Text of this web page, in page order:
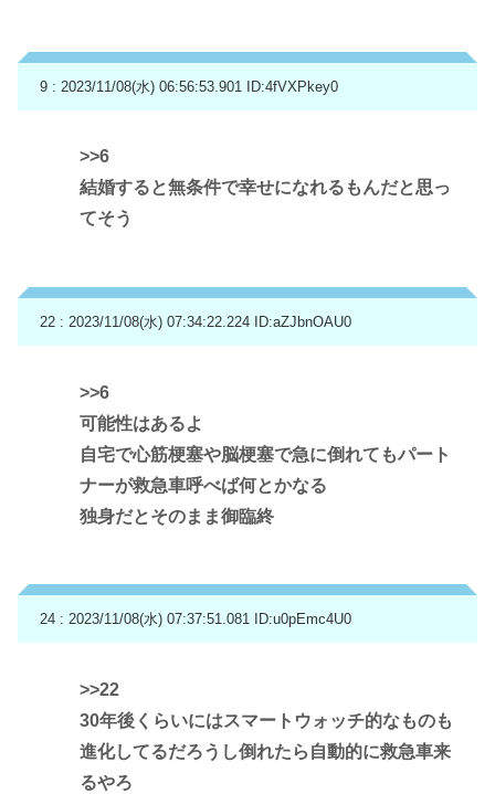
9 : 2023/11/08(水) 06:56:53.901 ID:4fVXPkey0
>>6
結婚すると無条件で幸せになれるもんだと思っ
てそう
22 : 2023/11/08(水) 07:34:22.224 ID:aZJbnOAU0
>>6
可能性はあるよ
自宅で心筋梗塞や脳梗塞で急に倒れてもパート
ナーが救急車呼べば何とかなる
独身だとそのまま御臨終
24 : 2023/11/08(水) 07:37:51.081 ID:u0pEmc4U0
>>22
30年後くらいにはスマートウォッチ的なものも
進化してるだろうし倒れたら自動的に救急車来
るやろ